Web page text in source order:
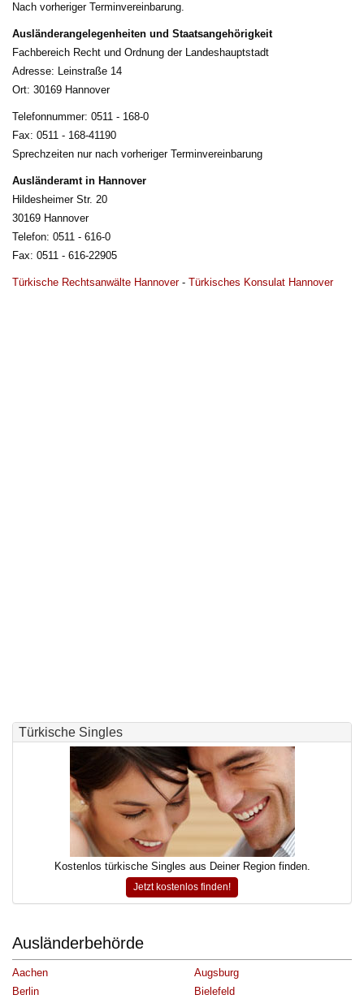
Nach vorheriger Terminvereinbarung.
Ausländerangelegen­heiten und Staatsangehörigkeit
Fachbereich Recht und Ordnung der Landeshauptstadt
Adresse: Leinstraße 14
Ort: 30169 Hannover
Telefonnummer: 0511 - 168-0
Fax: 0511 - 168-41190
Sprechzeiten nur nach vorheriger Terminvereinbarung
Ausländeramt in Hannover
Hildesheimer Str. 20
30169 Hannover
Telefon: 0511 - 616-0
Fax: 0511 - 616-22905
Türkische Rechtsanwälte Hannover- Türkisches Konsulat Hannover
Türkische Singles
Kostenlos türkische Singles aus Deiner Region finden.
Jetzt kostenlos finden!
Ausländerbehörde
Aachen
Augsburg
Berlin
Bielefeld